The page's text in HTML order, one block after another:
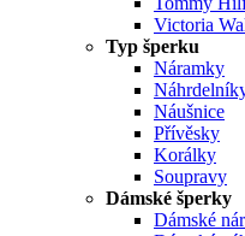
Victoria
Typ šperku
Náramky
Náušnice
Přívěsky
Korálky
Soupravy
Dámské šperky
Dámské